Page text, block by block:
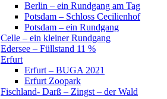
Berlin – ein Rundgang am Tag
Potsdam – Schloss Cecilienhof
Potsdam – ein Rundgang
Celle – ein kleiner Rundgang
Edersee – Füllstand 11 %
Erfurt
Erfurt – BUGA 2021
Erfurt Zoopark
Fischland- Darß – Zingst – der Wald